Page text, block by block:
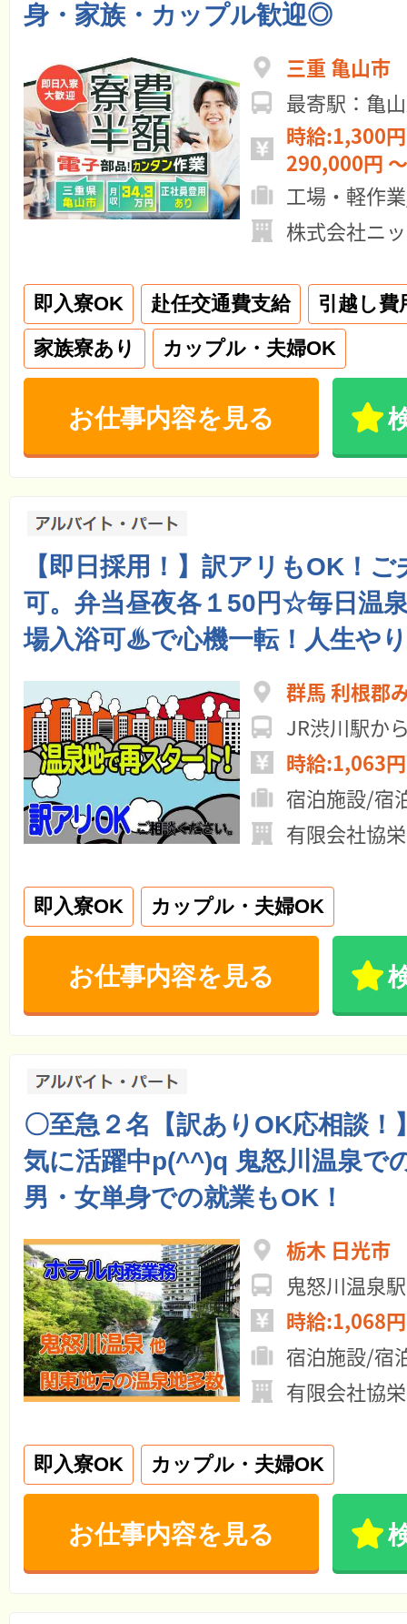
身・家族・カップル歓迎◎
三重 亀山市
最寄駅：亀
時給:1,300
290,000円
工場・軽作
株式会社ニ
即入寮OK 赴任交通費支給
引越し費
家族寮あり
カップル・夫婦OK
お仕事内容を見る
【即日採用！】訳アリもOK！ご
可。弁当昼夜各１50円☆毎日温
場入浴可♨で心機一転！人生や
群馬 利根郡
JR渋川駅か
時給:1,063
宿泊施設/宿
有限会社協
即入寮OK カップル・夫婦OK
お仕事内容を見る
〇至急２名【訳ありOK応相談！
気に活躍中p(^^)q 鬼怒川温泉で
男・女単身での就業もOK！
栃木 日光市
鬼怒川温泉駅
時給:1,068
宿泊施設/宿
有限会社協
即入寮OK カップル・夫婦OK
お仕事内容を見る